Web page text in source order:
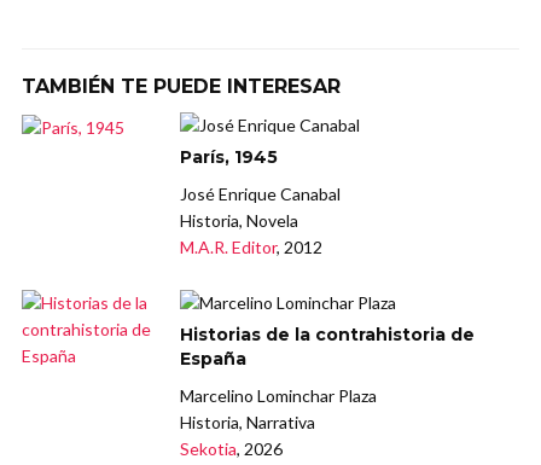
TAMBIÉN TE PUEDE INTERESAR
París, 1945
José Enrique Canabal
Historia, Novela
M.A.R. Editor, 2012
Historias de la contrahistoria de
España
Marcelino Lominchar Plaza
Historia, Narrativa
Sekotia, 2026